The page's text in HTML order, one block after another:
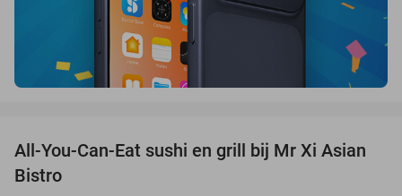
14%
All-You-Can-Eat sushi en grill bij Mr Xi Asian
Bistro